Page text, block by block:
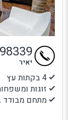
4 בקתות עץ
זוגות
מתחם מבודד
יאיר